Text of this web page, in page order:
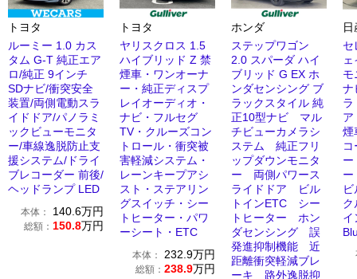
トヨタ
ルーミー 1.0 カス
タム G-T 純正エア
ロ/純正 9インチ
SDナビ/衝突安全
装置/両側電動スラ
イドドア/パノラミ
ックビューモニタ
ー/車線逸脱防止支
援システム/ドライ
ブレコーダー 前後/
ヘッドランプ LED
本体： 140.6万円
総額： 150.8万円
トヨタ
ヤリスクロス 1.5
ハイブリッド Z 禁
煙車・ワンオーナ
ー・純正ディスプ
レイオーディオ・
ナビ・フルセグ
TV・クルーズコン
トロール・衝突被
害軽減システム・
レーンキープアシ
スト・ステアリン
グスイッチ・シー
トヒーター・パワ
ーシート・ETC
本体： 232.9万円
総額： 238.9万円
ホンダ
ステップワゴン
2.0 スパーダ ハイ
ブリッド G EX ホ
ンダセンシング ブ
ラックスタイル 純
正10型ナビ マル
チビューカメラシ
ステム 純正フリ
ップダウンモニタ
ー 両側パワース
ライドドア ビル
トインETC シー
トヒーター ホン
ダセンシング 誤
発進抑制機能 近
距離衝突軽減ブレ
ーキ 路外逸脱抑
日
セ
ナ